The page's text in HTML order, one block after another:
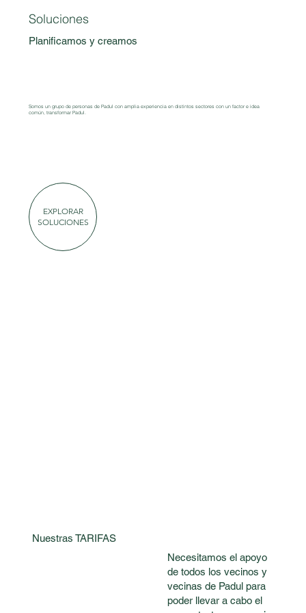
Soluciones
Planificamos y creamos
Somos un grupo de personas de Padul con amplia experiencia en distintos sectores con un factor e idea
común, transformar Padul.
EXPLORAR
SOLUCIONES
Nuestras TARIFAS
Necesitamos el apoyo
de todos los vecinos y
vecinas de Padul para
poder llevar a cabo el